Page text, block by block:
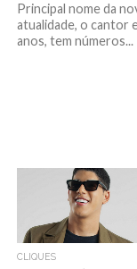
Principal nome da
atualidade, o cantor
anos, tem números...
CLIQUES